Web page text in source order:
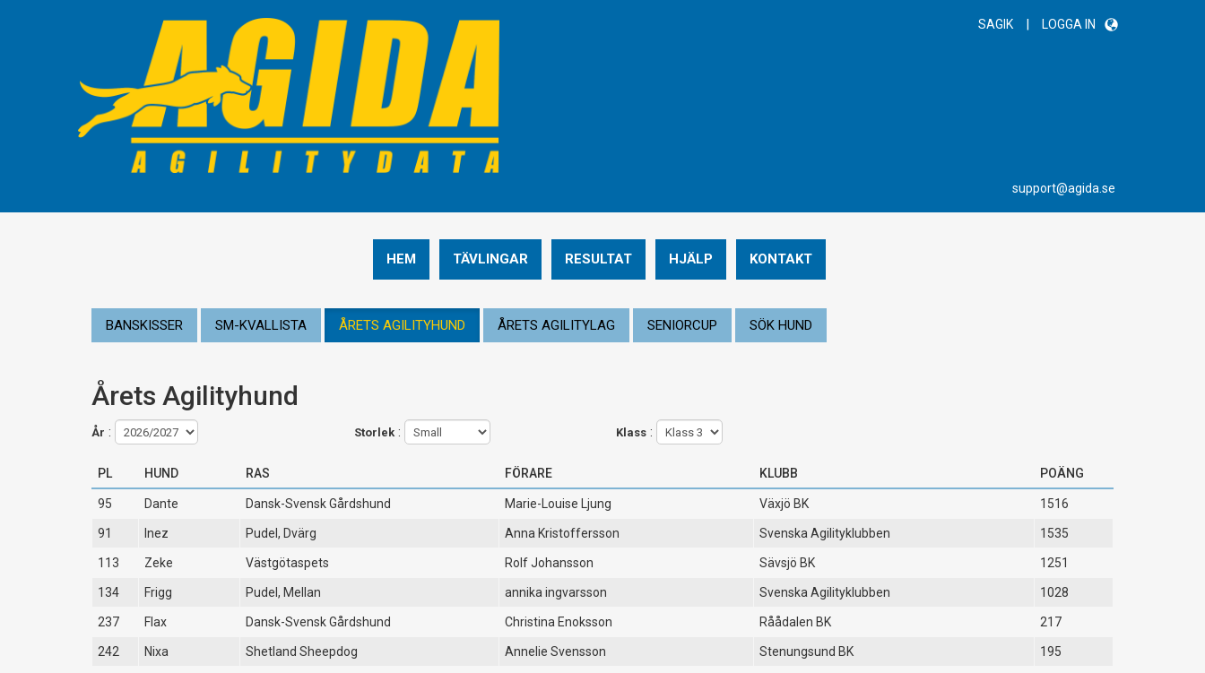
SAGIK | LOGGA IN
support@agida.se
HEM TÄVLINGAR RESULTAT HJÄLP KONTAKT
BANSKISSER SM-KVALLISTA ÅRETS AGILITYHUND ÅRETS AGILITYLAG SENIORCUP SÖK HUND
Årets Agilityhund
År : Storlek: Klass :
PL HUND RAS FÖRARE KLUBB POÄNG
95 Dante Dansk-Svensk Gårdshund Marie-Louise Ljung Växjö BK 1516
91 Inez Pudel, Dvärg Anna Kristoffersson Svenska Agilityklubben 1535
113 Zeke Västgötaspets Rolf Johansson Sävsjö BK 1251
134 Frigg Pudel, Mellan annika ingvarsson Svenska Agilityklubben 1028
237 Flax Dansk-Svensk Gårdshund Christina Enoksson Råådalen BK 217
242 Nixa Shetland Sheepdog Annelie Svensson Stenungsund BK 195